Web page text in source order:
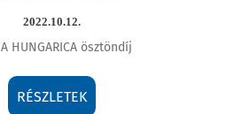
2022.10.12.
HUNGARICA ösztöndíj
RÉSZLETEK